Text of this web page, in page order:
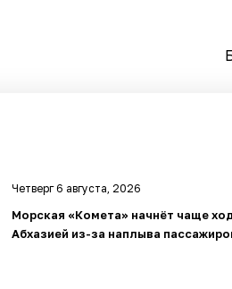
Четверг 6 августа, 2026
Морская «Комета» начнёт чаще
Абхазией из-за наплыва